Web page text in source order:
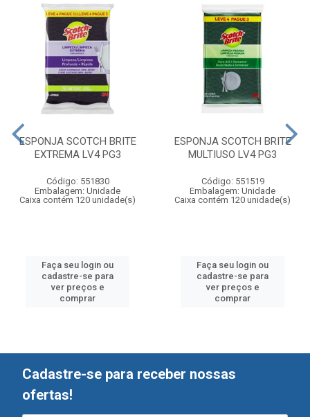
ESPONJA SCOTCH BRITE
EXTREMA LV4 PG3
Código: 551830
Embalagem: Unidade
Caixa contém 120 unidade(s)
Faça seu login ou
cadastre-se para
ver preços e
comprar
ESPONJA SCOTCH BRITE
MULTIUSO LV4 PG3
Código: 551519
Embalagem: Unidade
Caixa contém 120 unidade(s)
Faça seu login ou
cadastre-se para
ver preços e
comprar
Cadastre-se para receber nossas
ofertas!